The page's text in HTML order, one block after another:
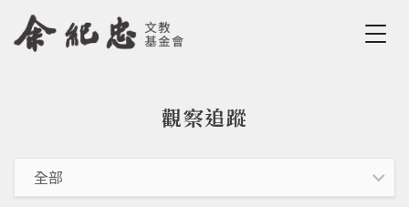
Jump to Navigation
Jump to Main content
觀察追蹤